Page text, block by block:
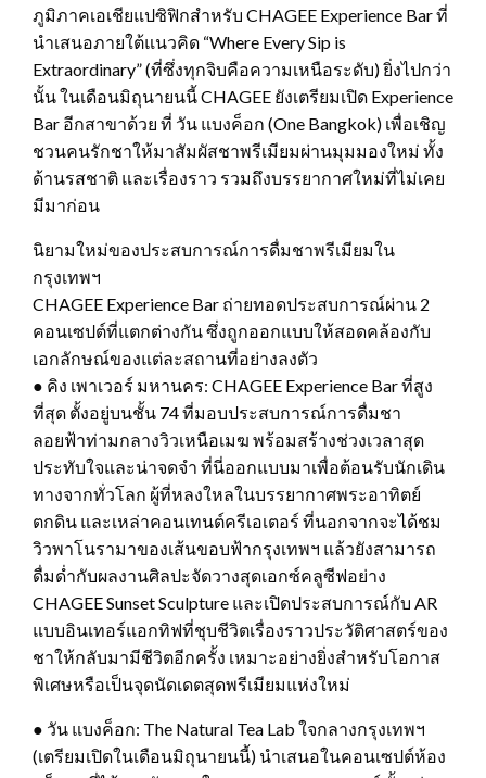
ภูมิภาคเอเชียแปซิฟิกสำหรับ CHAGEE Experience Bar ที่
นำเสนอภายใต้แนวคิด “Where Every Sip is
Extraordinary” (ที่ซึ่งทุกจิบคือความเหนือระดับ) ยิ่งไปกว่า
นั้น ในเดือนมิถุนายนนี้ CHAGEE ยังเตรียมเปิด Experience
Bar อีกสาขาด้วย ที่ วัน แบงค็อก (One Bangkok) เพื่อเชิญ
ชวนคนรักชาให้มาสัมผัสชาพรีเมียมผ่านมุมมองใหม่ ทั้ง
ด้านรสชาติ และเรื่องราว รวมถึงบรรยากาศใหม่ที่ไม่เคย
มีมาก่อน
นิยามใหม่ของประสบการณ์การดื่มชาพรีเมียมใน
กรุงเทพฯ
CHAGEE Experience Bar ถ่ายทอดประสบการณ์ผ่าน 2
คอนเซปต์ที่แตกต่างกัน ซึ่งถูกออกแบบให้สอดคล้องกับ
เอกลักษณ์ของแต่ละสถานที่อย่างลงตัว
● คิง เพาเวอร์ มหานคร: CHAGEE Experience Bar ที่สูง
ที่สุด ตั้งอยู่บนชั้น 74 ที่มอบประสบการณ์การดื่มชา
ลอยฟ้าท่ามกลางวิวเหนือเมฆ พร้อมสร้างช่วงเวลาสุด
ประทับใจและน่าจดจำ ที่นี่ออกแบบมาเพื่อต้อนรับนักเดิน
ทางจากทั่วโลก ผู้ที่หลงใหลในบรรยากาศพระอาทิตย์
ตกดิน และเหล่าคอนเทนต์ครีเอเตอร์ ที่นอกจากจะได้ชม
วิวพาโนรามาของเส้นขอบฟ้ากรุงเทพฯ แล้วยังสามารถ
ดื่มด่ำกับผลงานศิลปะจัดวางสุดเอกซ์คลูซีฟอย่าง
CHAGEE Sunset Sculpture และเปิดประสบการณ์กับ AR
แบบอินเทอร์แอกทิฟที่ชุบชีวิตเรื่องราวประวัติศาสตร์ของ
ชาให้กลับมามีชีวิตอีกครั้ง เหมาะอย่างยิ่งสำหรับโอกาส
พิเศษหรือเป็นจุดนัดเดตสุดพรีเมียมแห่งใหม่
● วัน แบงค็อก: The Natural Tea Lab ใจกลางกรุงเทพฯ
(เตรียมเปิดในเดือนมิถุนายนนี้) นำเสนอในคอนเซปต์ห้อง